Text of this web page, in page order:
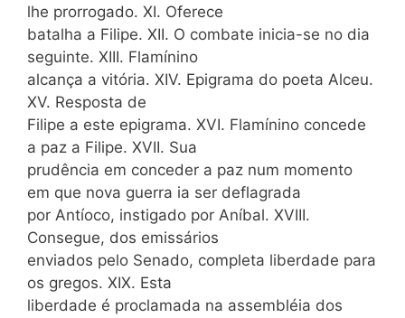
lhe prorrogado. XI. Oferece
batalha a Filipe. XII. O combate inicia-se no dia
seguinte. XIII. Flamínino
alcança a vitória. XIV. Epigrama do poeta Alceu.
XV. Resposta de
Filipe a este epigrama. XVI. Flamínino concede
a paz a Filipe. XVII. Sua
prudência em conceder a paz num momento
em que nova guerra ia ser deflagrada
por Antíoco, instigado por Aníbal. XVIII.
Consegue, dos emissários
enviados pelo Senado, completa liberdade para
os gregos. XIX. Esta
liberdade é proclamada na assembléia dos